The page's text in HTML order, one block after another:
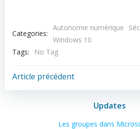
Categories:
Autonomie numérique
Windows 10
Tags:
No Tag
Post
navigation
Article précédent
Updates
Les groupes dans